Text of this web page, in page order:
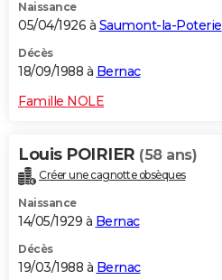
Naissance
05/04/1926 à Saumont-la-Poterie
Décès
18/09/1988 à Bernac
Famille NOLE
Louis POIRIER (58 ans)
Créer une cagnotte obsèques
Naissance
14/05/1929 à Bernac
Décès
19/03/1988 à Bernac